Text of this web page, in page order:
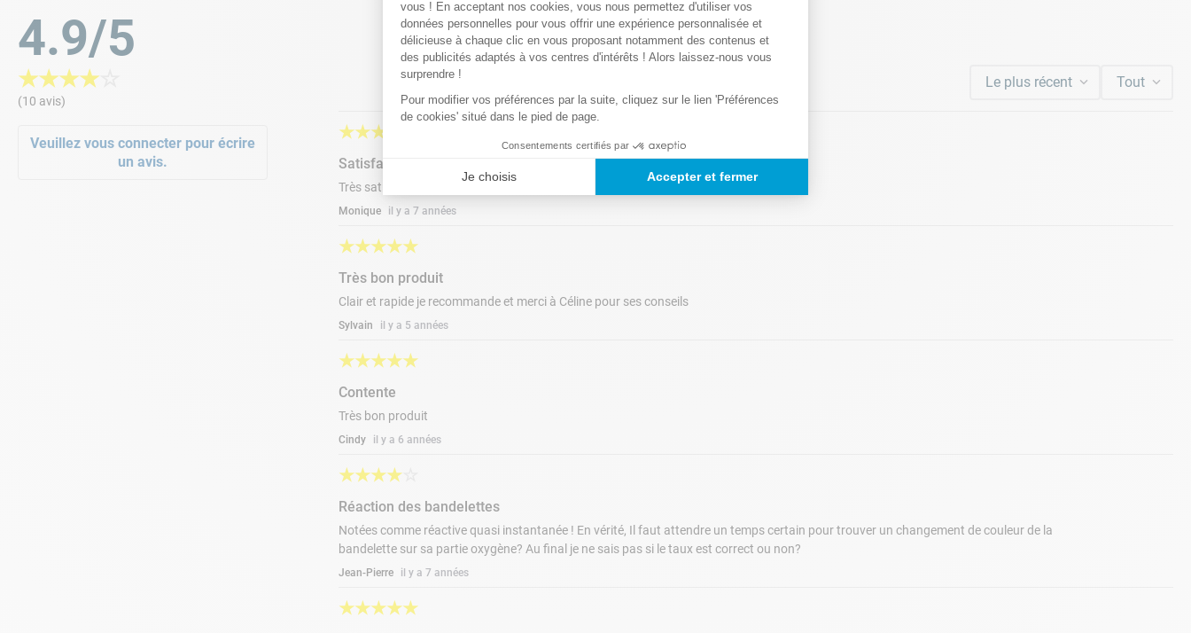
NOS CONSEILS
Pour une meilleure protection, effectuez l’analyse deux fois par semaine.
Conservez les bandelettes à l’intérieur, éloignées de toute source de températures élevées et des rayons du soleil.
Evitez de mettre les doigts humides dans le flacon et fermez bien le bouchon tout de suite après avoir pris une bandelette.
Dans les piscines et les spas, immergez la bandelette d’analyse à une profondeur de 15 cm.
★★★★
4.9/5
(10 avis)
Veuillez vous connecter pour écrire
un avis.
Le plus récent Tout
★★★
Satisfait
il y a 7 années
Monique
Très satisfait des banderlettes qui sont fiables
★★★★★
Très bon produit
il y a 5 années
Sylvain
Clair et rapide je recommande et merci à Céline pour ses conseils
★★★★★
Contente
il y a 6 années
Cindy
Très bon produit
★★★★
Réaction des bandelettes
il y a 7 années
Jean-Pierre
Notées comme réactive quasi instantanée ! En vérité, Il faut attendre un temps certain pour trouver un changement de couleur de la
bandelette sur sa partie oxygène? Au final je ne sais pas si le taux est correct ou non?
★★★★★
vous ! En acceptant nos cookies, vous nous permettez d'utiliser vos
données personnelles pour vous offrir une expérience personnalisée et
délicieuse à chaque clic en vous proposant notamment des contenus et
des publicités adaptés à vos centres d'intérêts ! Alors laissez-nous vous
surprendre !
Pour modifier vos préférences par la suite, cliquez sur le lien 'Préférences
de cookies' situé dans le pied de page.
Consentements certifiés par
Je choisis Accepter et fermer